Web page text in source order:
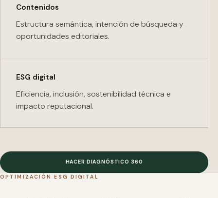
Contenidos
Estructura semántica, intención de búsqueda y
oportunidades editoriales.
ESG digital
Eficiencia, inclusión, sostenibilidad técnica e
impacto reputacional.
HACER DIAGNÓSTICO 360
OPTIMIZACIÓN ESG DIGITAL